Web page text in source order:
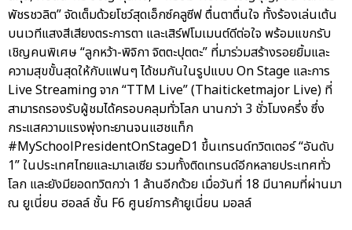
พัชรชวลิต” จัดเต็มด้วยโชว์สุดเอ็กซ์คลูซีฟ ตื่นตาตื่นใจ ทั้งร้องเล่นเต้น
บนเวทีแสงสีเสียงตระการตา และเสิร์ฟโมเมนต์ดีต่อใจ พร้อมแขกรับ
เชิญคนพิเศษ “ลูกหว้า-พิจิกา จิตตะปุตตะ” ที่มาร่วมสร้างรอยยิ้มและ
ความสุขขั้นสุดให้กับแฟนๆ ได้ชมกันในรูปแบบ On Stage และการ
Live Streaming จาก “TTM Live” (Thaiticketmajor Live) ที่
สามารถรองรับผู้ชมได้ครอบคลุมทั่วโลก นานกว่า 3 ชั่วโมงครึ่ง ซึ่ง
กระแสความแรงพุ่งทะยานจนแฮชแท็ก
#MySchoolPresidentOnStageD1 ขึ้นเทรนด์ทวิตเตอร์ “อันดับ
1” ในประเทศไทยและมาเลเซีย รวมทั้งติดเทรนด์อีกหลายประเทศทั่ว
โลก และยังมียอดทวิตกว่า 1 ล้านอีกด้วย เมื่อวันที่ 18 มีนาคมที่ผ่านมา
ณ ยูเนี่ยน ฮอลล์ ชั้น F6 ศูนย์การค้ายูเนี่ยน มอลล์